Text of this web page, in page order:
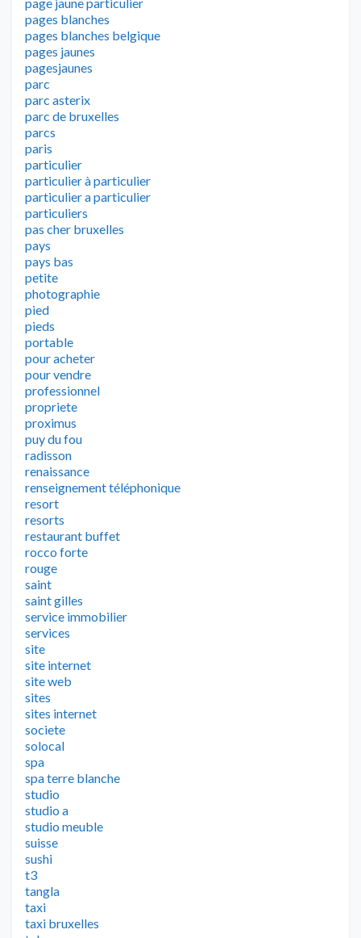
pages blanches
pages blanches belgique
pages jaunes
pagesjaunes
parc
parc asterix
parc de bruxelles
parcs
paris
particulier
particulier à particulier
particulier a particulier
particuliers
pas cher bruxelles
pays
pays bas
petite
photographie
pied
pieds
portable
pour acheter
pour vendre
professionnel
propriete
proximus
puy du fou
radisson
renaissance
renseignement téléphonique
resort
resorts
restaurant buffet
rocco forte
rouge
saint
saint gilles
service immobilier
services
site
site internet
site web
sites
sites internet
societe
solocal
spa
spa terre blanche
studio
studio a
studio meuble
suisse
sushi
t3
tangla
taxi
taxi bruxelles